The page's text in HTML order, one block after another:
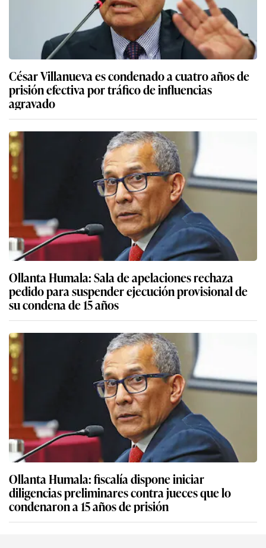
César Villanueva es condenado a cuatro años de
prisión efectiva por tráfico de influencias
agravado
Ollanta Humala: Sala de apelaciones rechaza
pedido para suspender ejecución provisional de
su condena de 15 años
Ollanta Humala: fiscalía dispone iniciar
diligencias preliminares contra jueces que lo
condenaron a 15 años de prisión